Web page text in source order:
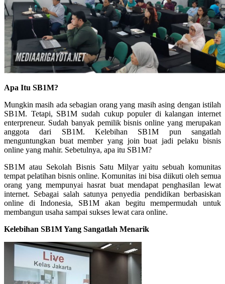
Apa Itu SB1M?
Mungkin masih ada sebagian orang yang masih asing dengan istilah
SB1M. Tetapi, SB1M sudah cukup populer di kalangan internet
enterpreneur. Sudah banyak pemilik bisnis online yang merupakan
anggota dari SB1M. Kelebihan SB1M pun sangatlah
menguntungkan buat member yang join buat jadi pelaku bisnis
online yang mahir. Sebetulnya, apa itu SB1M?
SB1M atau Sekolah Bisnis Satu Milyar yaitu sebuah komunitas
tempat pelatihan bisnis online. Komunitas ini bisa diikuti oleh semua
orang yang mempunyai hasrat buat mendapat penghasilan lewat
internet. Sebagai salah satunya penyedia pendidikan berbasiskan
online di Indonesia, SB1M akan begitu mempermudah untuk
membangun usaha sampai sukses lewat cara online.
Kelebihan SB1M Yang Sangatlah Menarik